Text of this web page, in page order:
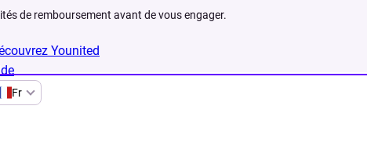
de remboursement avant de vous engager.
Younited
Fr